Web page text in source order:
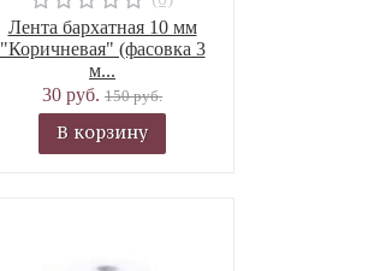
Лента бархатная 10 мм
"Коричневая" (фасовка 3
м...
30 руб. 150 руб.
В корзину